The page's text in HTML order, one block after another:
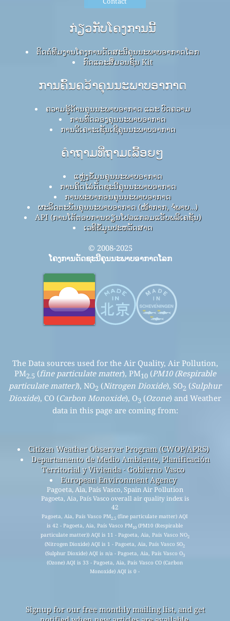
ກ່ຽວກັບໂຄງການນີ້
ຕິດຕໍ່ທີມງານໂຄງການດັດສະນີຄຸນນະພາບອາກາດໂລກ
ກົດ​ແລະ​ສື່​ມວນ​ຊົນ Kit
ການຄົ້ນຄວ້າຄຸນນະພາບອາກາດ
ຄວາມຮູ້ດ້ານຄຸນນະພາບອາກາດ ແລະ ບົດຄວາມ
ການທົດລອງຄຸນນະພາບອາກາດ
ການວິເຄາະເຊັນເຊີຄຸນນະພາບອາກາດ
ຄໍາຖາມທີ່ຖາມເລື້ອຍໆ
ແຫຼ່ງຂໍ້ມູນຄຸນນະພາບອາກາດ
ການຄິດໄລ່ດັດຊະນີຄຸນນະພາບອາກາດ
ການພະຍາກອນຄຸນນະພາບອາກາດ
ຜະລິດຕະພັນຄຸນນະພາບອາກາດ (ໜ້າກາກ, ຈໍພາບ…)
API (ການໂຕ້ຕອບການຂຽນໂປລແກລມແອັບພລິເຄຊັນ)
ເວທີຂໍ້ມູນປະຫວັດສາດ
© 2008-2025
ໂຄງການດັດຊະນີຄຸນນະພາບອາກາດໂລກ
The Data sources used for the Air Quality, Air Pollution,
PM2.5 (fine particulate matter), PM10(PM10 (Respirable
particulate matter)), NO2 (Nitrogen Dioxide), SO2 (Sulphur
Dioxide), CO (Carbon Monoxide), O3 (Ozone) and Weather
data in this page are coming from:
Citizen Weather Observer Program (CWOP/APRS)
Departamento de Medio Ambiente, Planificación
Territorial y Vivienda · Gobierno Vasco
European Environment Agency
Pagoeta, Aia, País Vasco, Spain Air Pollution
Pagoeta, Aia, País Vasco overall air quality index is
42
Pagoeta, Aia, País Vasco PM2.5 (fine particulate matter) AQI
is 42 - Pagoeta, Aia, País Vasco PM10 (PM10 (Respirable
particulate matter)) AQI is 11 - Pagoeta, Aia, País Vasco NO2
(Nitrogen Dioxide) AQI is 1 - Pagoeta, Aia, País Vasco SO2
(Sulphur Dioxide) AQI is n/a - Pagoeta, Aia, País Vasco O3
(Ozone) AQI is 33 - Pagoeta, Aia, País Vasco CO (Carbon
Monoxide) AQI is 0 -
Signup for our free monthly mailing list, and get